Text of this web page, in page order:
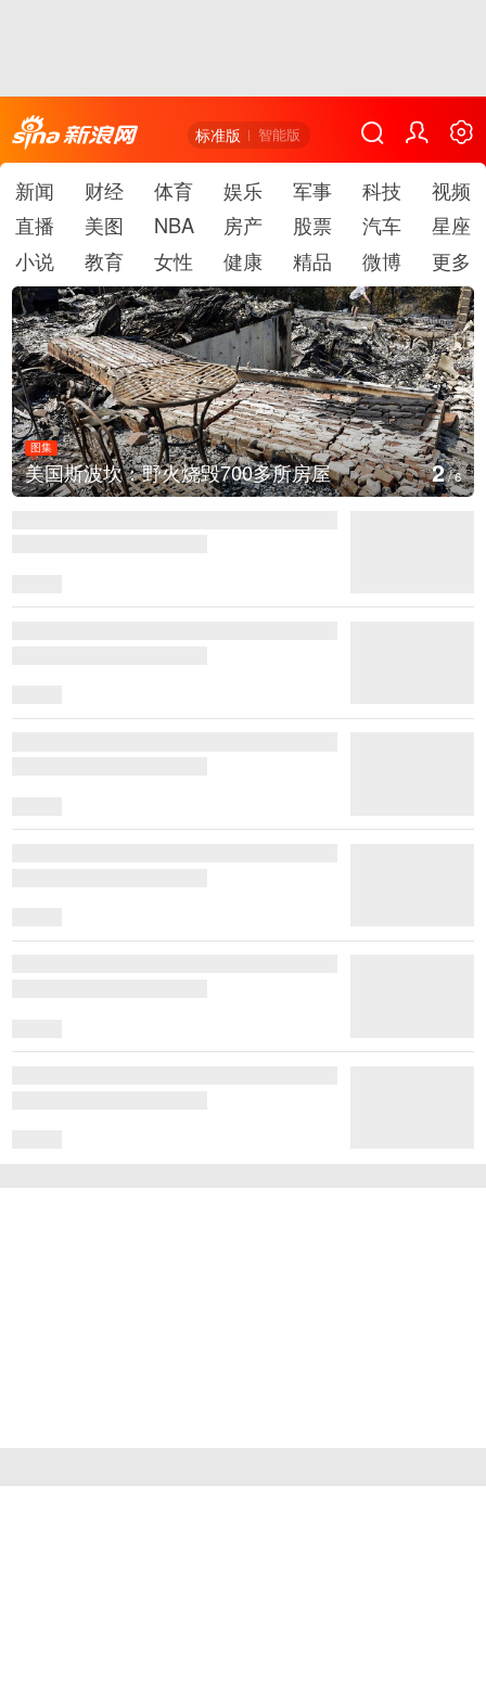
标准版 智能版
新闻 财经 体育 娱乐 军事 科技
视频
直播
美图 NBA 房产 股票 汽车
星座
小说
教育 女性 健康 精品 微博 更多
图集
美国斯波坎：野火烧毁700多所房屋 3/6